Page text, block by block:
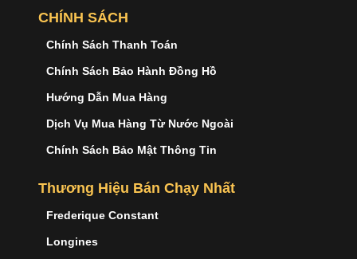
CHÍNH SÁCH
Chính Sách Thanh Toán
Chính Sách Bảo Hành Đồng Hồ
Hướng Dẫn Mua Hàng
Dịch Vụ Mua Hàng Từ Nước Ngoài
Chính Sách Bảo Mật Thông Tin
Thương Hiệu Bán Chạy Nhất
Frederique Constant
Longines